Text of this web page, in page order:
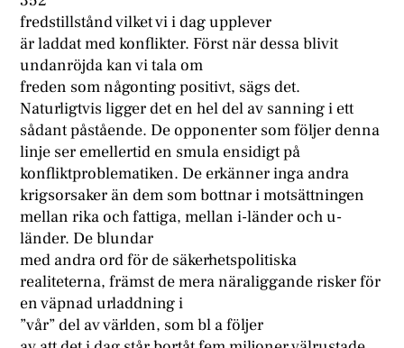
fredstillstånd vilket vi i dag upplever
är laddat med konflikter. Först när dessa blivit
undanröjda kan vi tala om
freden som någonting positivt, sägs det.
Naturligtvis ligger det en hel del av sanning i ett
sådant påstående. De opponenter som följer denna
linje ser emellertid en smula ensidigt på
konfliktproblematiken. De erkänner inga andra
krigsorsaker än dem som bottnar i motsättningen
mellan rika och fattiga, mellan i-länder och u-
länder. De blundar
med andra ord för de säkerhetspolitiska
realiteterna, främst de mera näraliggande risker för
en väpnad urladdning i
”vår” del av världen, som bl a följer